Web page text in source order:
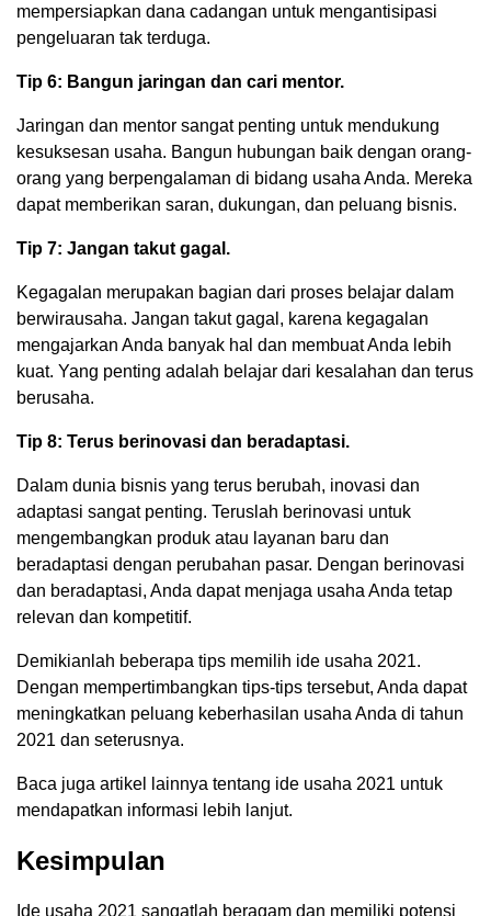
mempersiapkan dana cadangan untuk mengantisipasi
pengeluaran tak terduga.
Tip 6: Bangun jaringan dan cari mentor.
Jaringan dan mentor sangat penting untuk mendukung
kesuksesan usaha. Bangun hubungan baik dengan orang-
orang yang berpengalaman di bidang usaha Anda. Mereka
dapat memberikan saran, dukungan, dan peluang bisnis.
Tip 7: Jangan takut gagal.
Kegagalan merupakan bagian dari proses belajar dalam
berwirausaha. Jangan takut gagal, karena kegagalan
mengajarkan Anda banyak hal dan membuat Anda lebih
kuat. Yang penting adalah belajar dari kesalahan dan terus
berusaha.
Tip 8: Terus berinovasi dan beradaptasi.
Dalam dunia bisnis yang terus berubah, inovasi dan
adaptasi sangat penting. Teruslah berinovasi untuk
mengembangkan produk atau layanan baru dan
beradaptasi dengan perubahan pasar. Dengan berinovasi
dan beradaptasi, Anda dapat menjaga usaha Anda tetap
relevan dan kompetitif.
Demikianlah beberapa tips memilih ide usaha 2021.
Dengan mempertimbangkan tips-tips tersebut, Anda dapat
meningkatkan peluang keberhasilan usaha Anda di tahun
2021 dan seterusnya.
Baca juga artikel lainnya tentang ide usaha 2021 untuk
mendapatkan informasi lebih lanjut.
Kesimpulan
Ide usaha 2021 sangatlah beragam dan memiliki potensi